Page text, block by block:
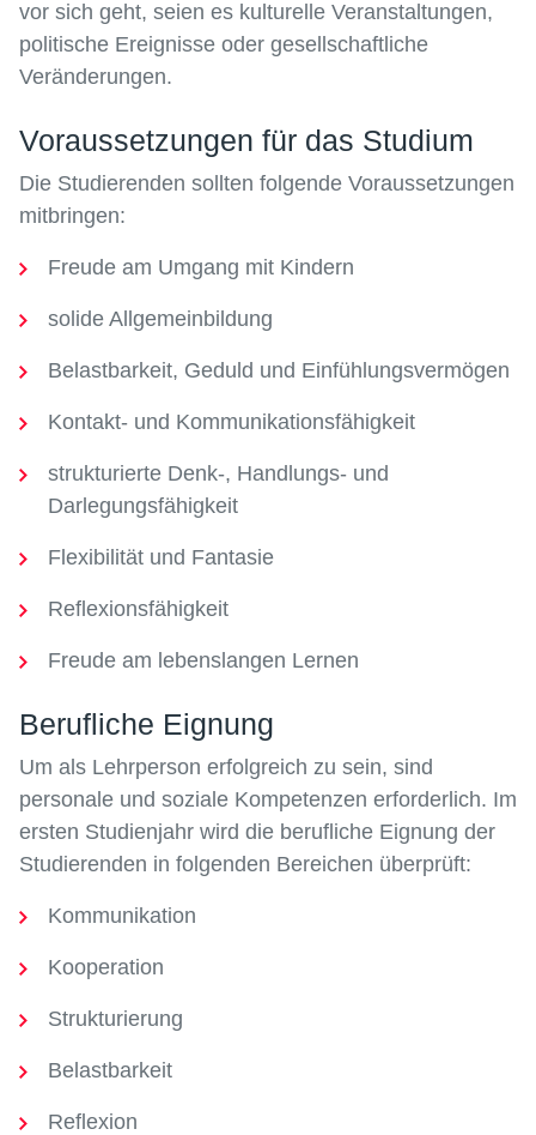
vor sich geht, seien es kulturelle Veranstaltungen,
politische Ereignisse oder gesellschaftliche
Veränderungen.
Voraussetzungen für das Studium
Die Studierenden sollten folgende Voraussetzungen
mitbringen:
Freude am Umgang mit Kindern
solide Allgemeinbildung
Belastbarkeit, Geduld und Einfühlungsvermögen
Kontakt- und Kommunikationsfähigkeit
strukturierte Denk-, Handlungs- und
Darlegungsfähigkeit
Flexibilität und Fantasie
Reflexionsfähigkeit
Freude am lebenslangen Lernen
Berufliche Eignung
Um als Lehrperson erfolgreich zu sein, sind
personale und soziale Kompetenzen erforderlich. Im
ersten Studienjahr wird die berufliche Eignung der
Studierenden in folgenden Bereichen überprüft:
Kommunikation
Kooperation
Strukturierung
Belastbarkeit
Reflexion